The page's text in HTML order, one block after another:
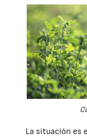
La situación es